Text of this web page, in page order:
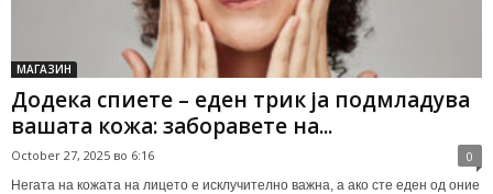
МАГАЗИН
Додека спиете – еден трик ја подмладува
вашата кожа: заборавете на...
October 27, 2025 во 6:16 0
Негата на кожата на лицето е исклучително важна, а ако сте еден од оние